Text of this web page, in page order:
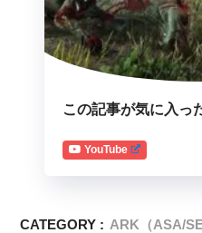
この記事が気に入っ
YouTube
CATEGORY : ARK（ASA/SE